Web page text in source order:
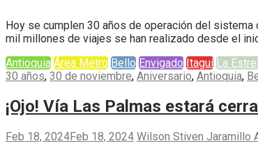
Hoy se cumplen 30 años de operación del
mil millones de viajes se han realizado desde el
Antioquia Área Metro Bello Envigado Itaguí La
30 años, 30 de noviembre, Aniversario, Antioquia,
¡Ojo! Vía Las Palmas estará
Feb 18, 2024Feb 18, 2024 Wilson Stiven Jaramillo